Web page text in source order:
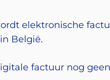
elektronische
België.
factuur nog